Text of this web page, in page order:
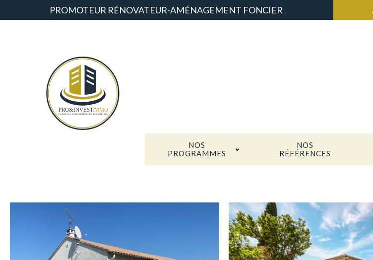
PROMOTEUR RÉNOVATEUR-AMÉNAGEMENT FONCIER
NOS
PROGRAMMES
NOS
RÉFÉRENCES